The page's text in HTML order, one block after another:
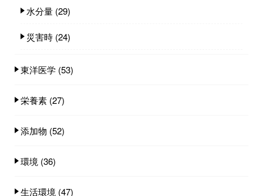
水分量 (29)
災害時 (24)
東洋医学 (53)
栄養素 (27)
添加物 (52)
環境 (36)
生活環境 (47)